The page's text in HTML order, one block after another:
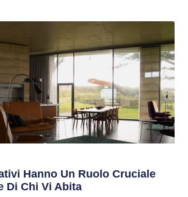
Hanno Un Ruolo Cruciale
Di Chi Vi Abita